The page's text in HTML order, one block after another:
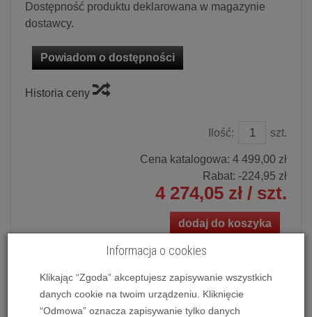
Dostępność produktu deklarowana w magazynie
dostawcy.
Powiadom o dostępności
Historia ceny
Ilość: szt.
Cena katalogowa: 4 499,00 zł
Rabat: -224,95 zł
4 274,05 zł / szt.
dodaj do koszyka
Odtwarzacz CD Musical Fidelity M3scd (srebrny)
Informacja o cookies
Klikając “Zgoda” akceptujesz zapisywanie wszystkich
danych cookie na twoim urządzeniu. Kliknięcie
“Odmowa” oznacza zapisywanie tylko danych